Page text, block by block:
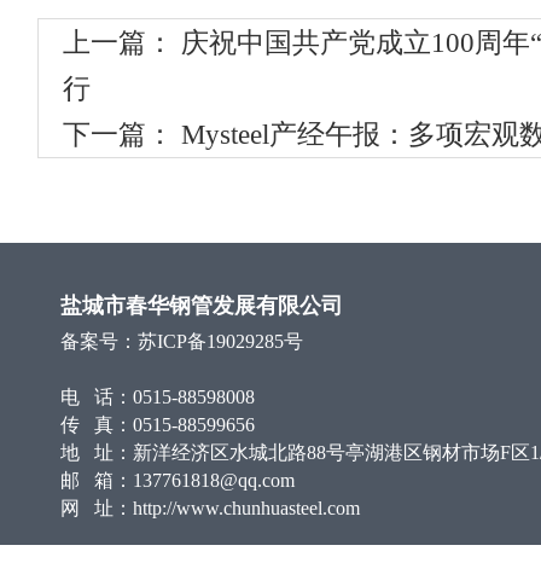
上一篇：
庆祝中国共产党成立100周
行
下一篇：
Mysteel产经午报：多项宏观
盐城市春华钢管发展有限公司
备案号： 苏ICP备19029285号
电 话：0515-88598008
传 真：0515-88599656
地 址：新洋经济区水城北路88号亭湖港区钢材市场F区
邮 箱：137761818@qq.com
网 址：http://www.chunhuasteel.com